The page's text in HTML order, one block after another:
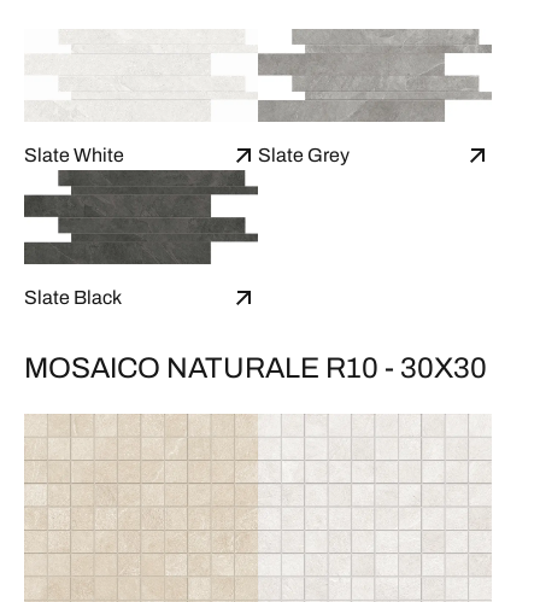
Slate White Slate Grey
Slate Black
MOSAICO NATURALE R10 - 30X30